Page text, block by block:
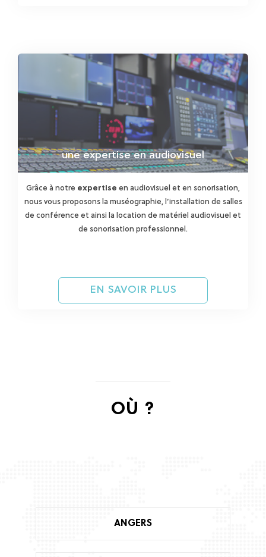
une expertise en audiovisuel
Grâce à notre expertise en audiovisuel et en sonorisation,
nous vous proposons la muséographie, l’installation de salles
de conférence et ainsi la location de matériel audiovisuel et
de sonorisation professionnel.
EN SAVOIR PLUS
OÙ ?
ANGERS